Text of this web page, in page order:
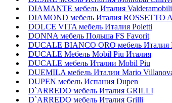
DIAMANTE мебель Италия Valderamobili
DIAMOND мебель Италия ROSSETTO
DOLCE VITA мебель Италия Poletti
DONNA мебель Польша FS Favorit
DUCALE BIANCO ORO мебель
DUCALE Мебель Mobil Piu Италия
DUCALE мебель Италии Mobil Piu
DUEMILA мебель Италии Mario
DUPEN мебель Испания Dupen
D`ARREDO мебель Италия GRILLI
D`ARREDO мебель Италия Grilli